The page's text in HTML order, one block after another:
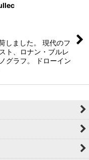
しました。 現代のフ
ト、ロナン・ブルレ
グラフ。 ドローイン